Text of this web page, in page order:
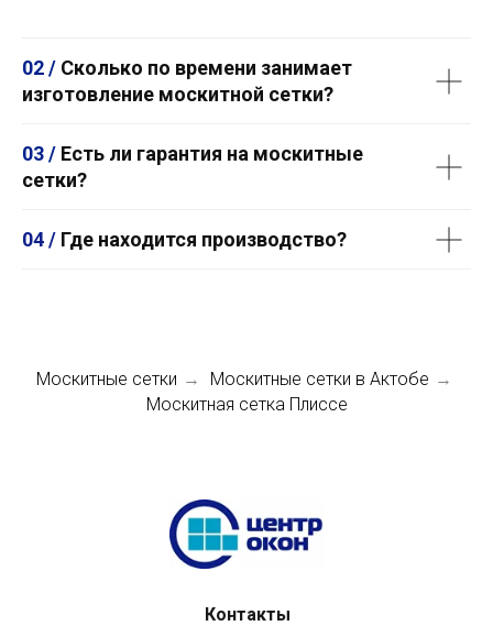
02 / Сколько по времени занимает
изготовление москитной сетки?
03 / Есть ли гарантия на москитные
сетки?
04 / Где находится производство?
Москитные сетки → Москитные сетки в Актобе →
Москитная сетка Плиссе
Контакты